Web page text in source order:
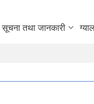
सूचना तथा जानकारी